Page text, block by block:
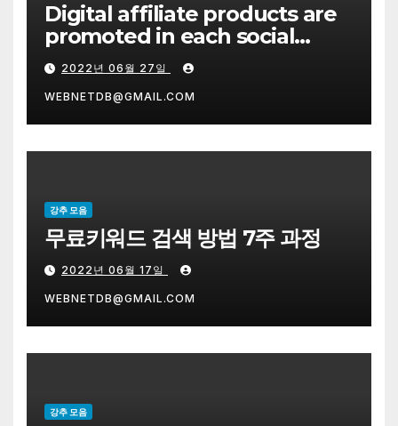
Digital affiliate products are
promoted in each social
network system on the right.
2022년 06월 27일
WEBNETDB@GMAIL.COM
강추 모음
무료키워드 검색 방법 7주 과정
2022년 06월 17일
WEBNETDB@GMAIL.COM
강추 모음